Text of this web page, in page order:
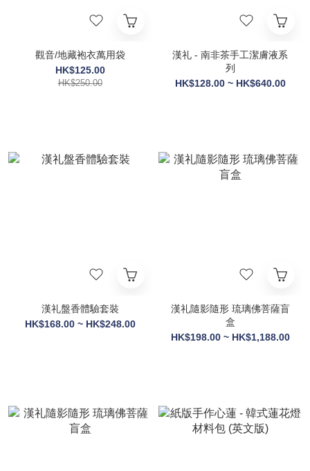
觀音/地藏袍衣萬用袋
HK$125.00
HK$250.00
漢礼 - 南非茶手工潔膚液系
列
HK$128.00 ~ HK$640.00
漢礼盤香體驗套裝
HK$168.00 ~ HK$248.00
漢礼隨影隨形 琉璃佛菩薩盲
盒
HK$198.00 ~ HK$1,188.00